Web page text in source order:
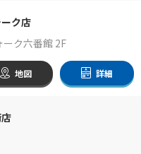
ク店
ク六番館 2F
地図 詳細